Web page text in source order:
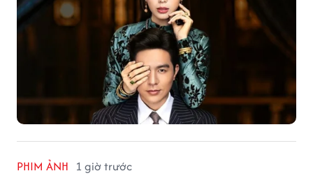
PHIM ẢNH 1 giờ trước